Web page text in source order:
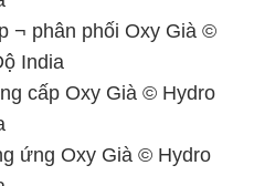
ứng Oxy Già © Hydro
Oxy Già © Hydro
ε phân phối Oxy Già ©
India